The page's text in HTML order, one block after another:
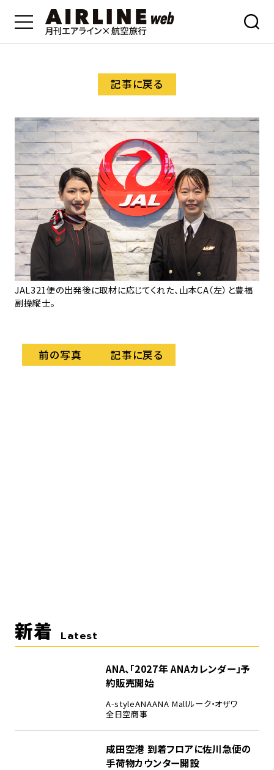
記事に戻る
JAL321便の出発後に取材に応じてくれた、山本CA（左）と豊福
副操縦士。
前の写真 記事に戻る
新着 Latest
ANA、「2027年 ANAカレンダー」予
約販売開始
A-styleANAANA Mallルーク・オザワ
全日空商事
成田空港 到着フロアに佐川急便の
手荷物カウンター開設